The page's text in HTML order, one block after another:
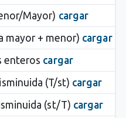
Mayor) cargar
mayor + menor) cargar
enteros cargar
(T/st) cargar
(st/T) cargar